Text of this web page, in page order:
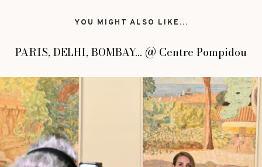
YOU MIGHT ALSO LIKE...
PARIS, DELHI, BOMBAY… @ Centre Pompidou